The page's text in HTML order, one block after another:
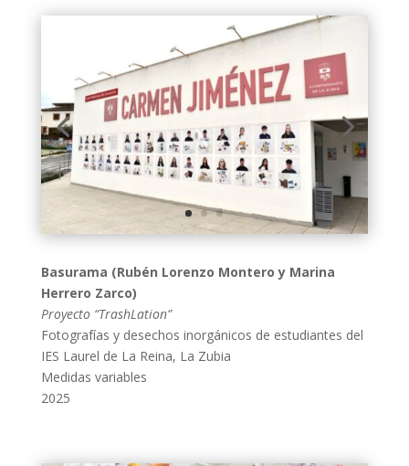
Basurama (Rubén Lorenzo Montero y Marina
Herrero Zarco)
Proyecto “TrashLation”
Fotografías y desechos inorgánicos de estudiantes del
IES Laurel de La Reina, La Zubia
Medidas variables
2025